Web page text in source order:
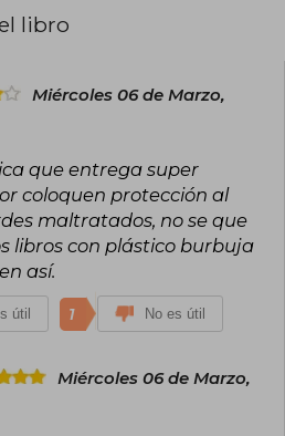
del romance con elementos
esta última bajo el seudónimo J.
Oscuros, Cazadora de
además de novelas
como Cursed o Nunca digas
múltiples premios y millones de
vendidos, Armentrout sigue
listas de más vendidos con cada
libro
Miércoles 06 de Marzo,
que entrega super
coloquen protección al
maltratados, no se que
libros con plástico burbuja
así.
útil 1 No es útil
Miércoles 06 de Marzo,